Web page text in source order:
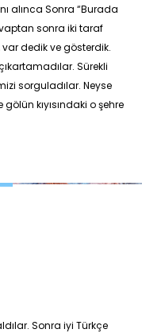
alınca Sonra “Burada
sonra iki taraf
dedik ve gösterdik.
Sürekli
sorguladılar. Neyse
kıyısındaki o şehre
Sonra iyi Türkçe